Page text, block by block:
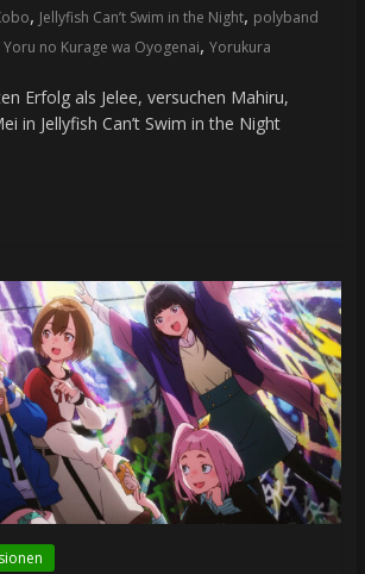
, Jellyfish Can’t Swim in the Night, polyband
Yoru no Kurage wa Oyogenai, Yorukura
Erfolg als Jelee, versuchen Mahiru,
in Jellyfish Can’t Swim in the Night